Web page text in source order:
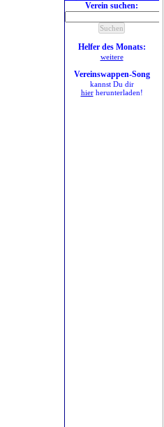
Verein suchen:
Helfer des Monats:
weitere
Vereinswappen-Song
kannst Du dir
hierherunterladen!